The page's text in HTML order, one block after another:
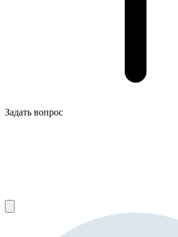
Задать вопрос